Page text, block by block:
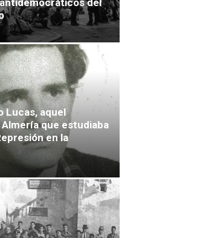
del
Lucas, aquel
que estudiaba
en la